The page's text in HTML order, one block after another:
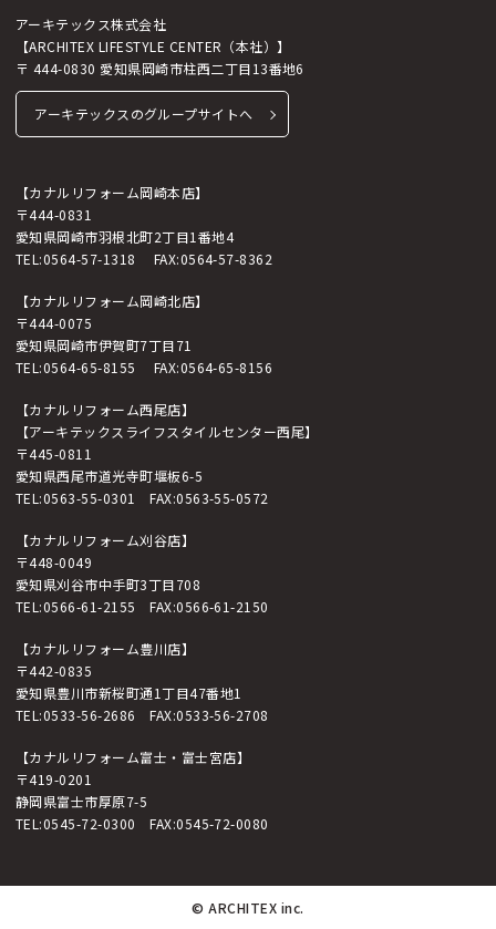
アーキテックス株式会社
【ARCHITEX LIFESTYLE CENTER（本社）】
〒 444-0830 愛知県岡崎市柱西二丁目13番地6
アーキテックスのグループサイトへ
【カナルリフォーム岡崎本店】
〒444-0831
愛知県岡崎市羽根北町2丁目1番地4
TEL:0564-57-1318 FAX:0564-57-8362
【カナルリフォーム岡崎北店】
〒444-0075
愛知県岡崎市伊賀町7丁目71
TEL:0564-65-8155 FAX:0564-65-8156
【カナルリフォーム西尾店】
【アーキテックスライフスタイルセンター西尾】
〒445-0811
愛知県西尾市道光寺町堰板6-5
TEL:0563-55-0301 FAX:0563-55-0572
【カナルリフォーム刈谷店】
〒448-0049
愛知県刈谷市中手町3丁目708
TEL:0566-61-2155 FAX:0566-61-2150
【カナルリフォーム豊川店】
〒442-0835
愛知県豊川市新桜町通1丁目47番地1
TEL:0533-56-2686 FAX:0533-56-2708
【カナルリフォーム富士・富士宮店】
〒419-0201
静岡県富士市厚原7-5
TEL:0545-72-0300 FAX:0545-72-0080
© ARCHITEX inc.